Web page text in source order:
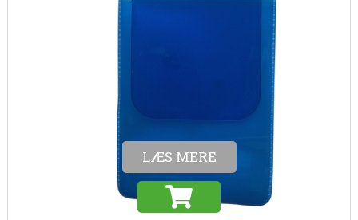
Lommebeskytter i blå
En lommebeskytter hindrer, at kuglepennen smitter af på tøjet, og holder
25,00
18,00 DKK (ekskl. moms)
LÆS MERE